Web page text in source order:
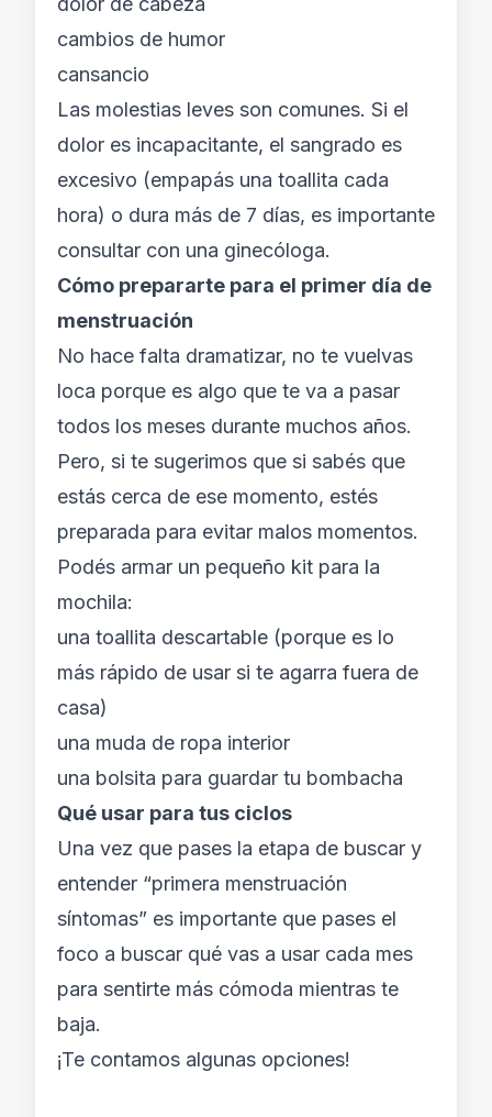
cambios de humor
cansancio
Las molestias leves son comunes. Si el
dolor es incapacitante, el sangrado es
excesivo (empapás una toallita cada
hora) o dura más de 7 días, es importante
consultar con una ginecóloga.
Cómo prepararte para el primer día de
menstruación
No hace falta dramatizar, no te vuelvas
loca porque es algo que te va a pasar
todos los meses durante muchos años.
Pero, si te sugerimos que si sabés que
estás cerca de ese momento, estés
preparada para evitar malos momentos.
Podés armar un pequeño kit para la
mochila:
una toallita descartable (porque es lo
más rápido de usar si te agarra fuera de
casa)
una muda de ropa interior
una bolsita para guardar tu bombacha
Qué usar para tus ciclos
Una vez que pases la etapa de buscar y
entender “primera menstruación
síntomas” es importante que pases el
foco a buscar qué vas a usar cada mes
para sentirte más cómoda mientras te
baja.
¡Te contamos algunas opciones!